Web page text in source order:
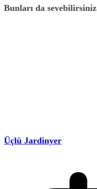
Bunları da sevebilirsiniz
Üçlü Jardinyer